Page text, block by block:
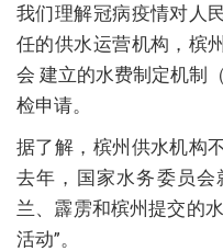
我们理解冠病疫情对人
任的供水运营机构，槟
会 建立的水费制定机制
检申请。
据了解，槟州供水机构
去年，国家水务委员
兰、霹雳和槟州提交的
活动”。